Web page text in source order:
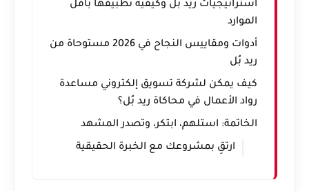
استراتيجيات ريد بُل وكيفية تطبيقها بأقل
الموارد
أدوات ومقاييس النجاح في 2026 مستوحاة من
ريد بُل
كيف يمكن لشركة تسويق إلكتروني مساعدة
رواد الأعمال في محاكاة ريد بُل؟
الخاتمة: استلهم، ابتكر، وتصدر المشهد
ارتقِ بمشروعك مع الخبرة الحقيقية